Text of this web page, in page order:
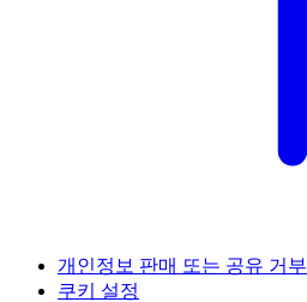
개인정보 판매 또는 공유 거부
쿠키 설정